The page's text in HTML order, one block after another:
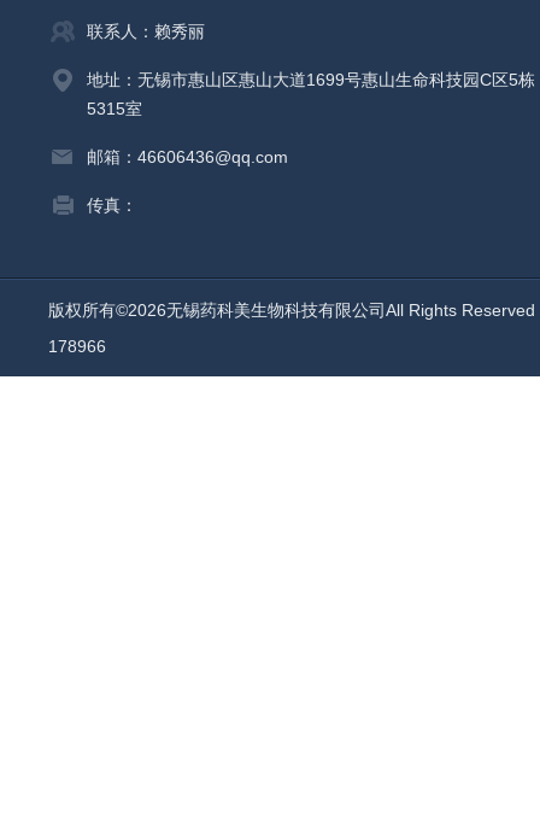
联系人：赖秀丽
地址：无锡市惠山区惠山大道1699号惠山生命科技园C区5栋
5315室
邮箱：46606436@qq.com
传真：
版权所有©2026无锡药科美生物科技有限公司All Rights
178966